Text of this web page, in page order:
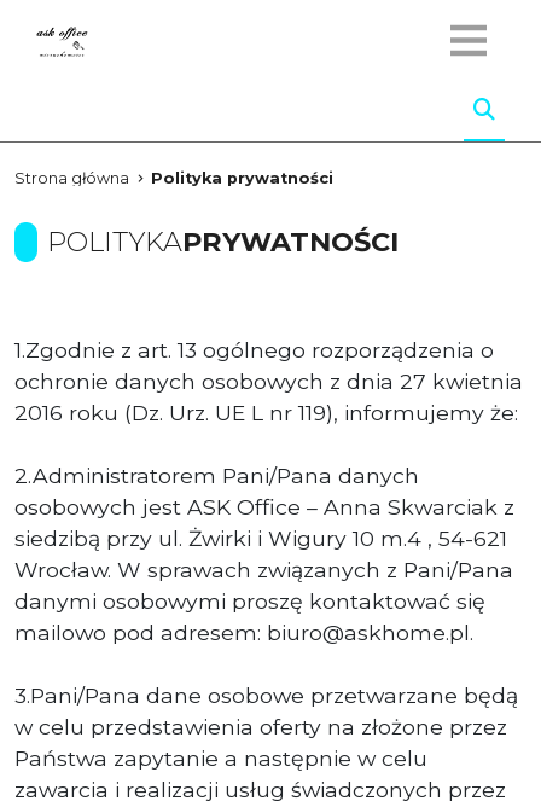
Strona główna Polityka prywatności
POLITYKAPRYWATNOŚCI
1.Zgodnie z art. 13 ogólnego rozporządzenia o
ochronie danych osobowych z dnia 27 kwietnia
2016 roku (Dz. Urz. UE L nr 119), informujemy że:
2.Administratorem Pani/Pana danych
osobowych jest ASK Office – Anna Skwarciak z
siedzibą przy ul. Żwirki i Wigury 10 m.4 , 54-621
Wrocław. W sprawach związanych z Pani/Pana
danymi osobowymi proszę kontaktować się
mailowo pod adresem: biuro@askhome.pl.
3.Pani/Pana dane osobowe przetwarzane będą
w celu przedstawienia oferty na złożone przez
Państwa zapytanie a następnie w celu
zawarcia i realizacji usług świadczonych przez